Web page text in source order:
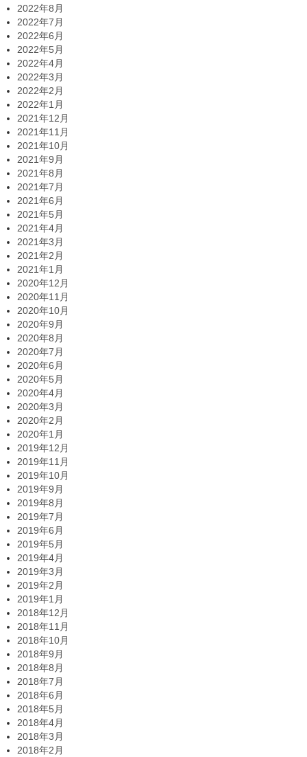
2022年8月
2022年7月
2022年6月
2022年5月
2022年4月
2022年3月
2022年2月
2022年1月
2021年12月
2021年11月
2021年10月
2021年9月
2021年8月
2021年7月
2021年6月
2021年5月
2021年4月
2021年3月
2021年2月
2021年1月
2020年12月
2020年11月
2020年10月
2020年9月
2020年8月
2020年7月
2020年6月
2020年5月
2020年4月
2020年3月
2020年2月
2020年1月
2019年12月
2019年11月
2019年10月
2019年9月
2019年8月
2019年7月
2019年6月
2019年5月
2019年4月
2019年3月
2019年2月
2019年1月
2018年12月
2018年11月
2018年10月
2018年9月
2018年8月
2018年7月
2018年6月
2018年5月
2018年4月
2018年3月
2018年2月